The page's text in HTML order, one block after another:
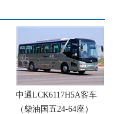
中通LCK6117H5A客车
（柴油国五24-64座）